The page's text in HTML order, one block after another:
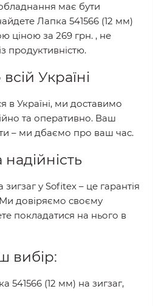
має бути
Лапка 541566 (12 мм)
ціною за 269 грн. , не
продуктивністю.
Україні
в Україні, ми доставимо
та оперативно. Ваш
– ми дбаємо про ваш час.
зигзаг у Sofitex – це гарантія
довіряємо своєму
покладатися на нього в
вибір:
541566 (12 мм) на зигзаг,